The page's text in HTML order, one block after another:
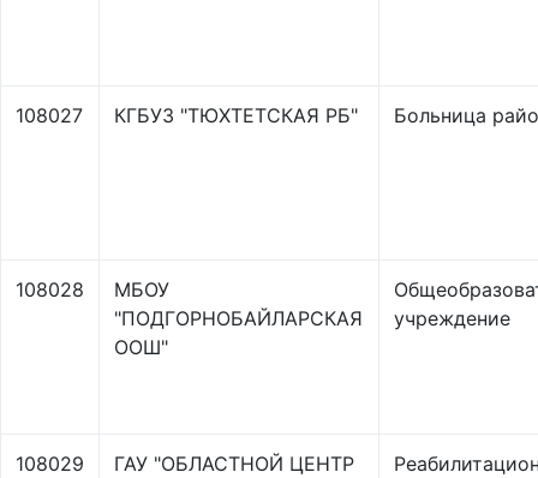
108027 КГБУЗ "ТЮХТЕТСКАЯ РБ" Больница
108028
МБОУ
"ПОДГОРНОБАЙЛАРСКАЯ
ООШ"
учреждение
108029
ГАУ "ОБЛАСТНОЙ ЦЕНТР